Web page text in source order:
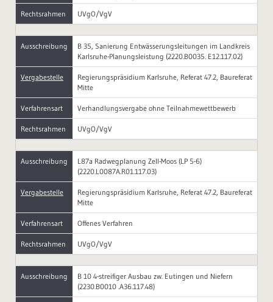
Rechtsrahmen UVgO/VgV
Ausschreibung
B 35, Sanierung Entwässerungsleitungen im Landkreis
Karlsruhe-Planungsleistung (2220.B0035. E12.117.02)
Vergabestelle
Regierungspräsidium Karlsruhe, Referat 47.2, Baureferat
Mitte
Verfahrensart Verhandlungsvergabe ohne Teilnahmewettbewerb
Rechtsrahmen UVgO/VgV
Ausschreibung
L87a Radwegplanung Zell-Moos (LP 5-6)
(2220.L0087A.R01.117.03)
Vergabestelle
Regierungspräsidium Karlsruhe, Referat 47.2, Baureferat
Mitte
Verfahrensart Offenes Verfahren
Rechtsrahmen UVgO/VgV
Ausschreibung
B 10 4-streifiger Ausbau zw. Eutingen und Niefern
(2230.B0010 .A36.117.48)